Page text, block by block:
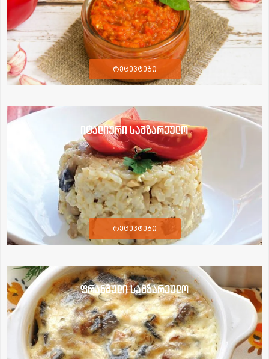
რეცეპტები
იტალიური სამზარეულო
რეცეპტები
ფრანგული სამზარეულო